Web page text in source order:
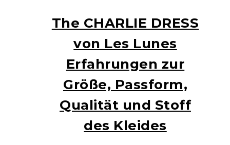
The CHARLIE DRESS
von Les Lunes
Erfahrungen zur
Größe, Passform,
Qualität und Stoff
des Kleides